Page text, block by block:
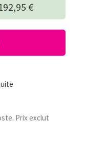
€
Prix exclut